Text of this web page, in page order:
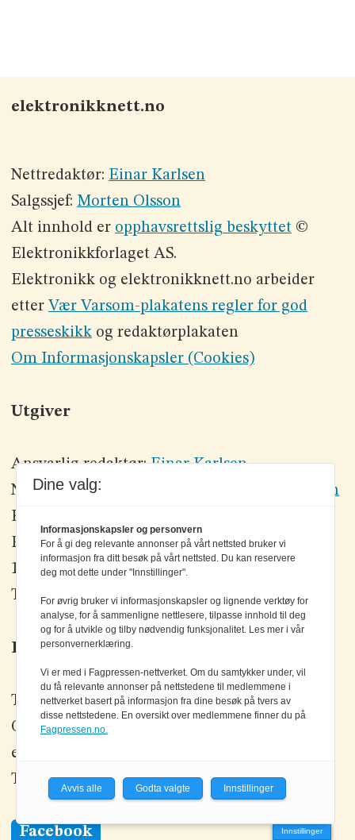
elektronikknett.no
Nettredaktør: Einar Karlsen
Salgssjef: Morten Olsson
Alt innhold er opphavsrettslig beskyttet©
Elektronikkforlaget AS.
Elektronikk og elektronikknett.no arbeider
etter Vær Varsom-plakatens regler for god
presseskikkog redaktørplakaten
Om Informasjonskapsler (Cookies)
Utgiver
Ansvarlig redaktør:Einar Karlsen
Nett- og grafisk produksjon:
Bjørn Ø. Andersen
Elektronikkforlaget AS,
Postboks 570,
1302 SANDVIKA
Telefon: 67 80 42 80
Kontakt oss
Tlf: +47 67 80 42 80
Olav Brunborgs vei 6, 1396 Billingstad
epost:
Tips oss:tips@elektronikkforlaget.no
Facebook Innstillinger
Dine valg:
Informasjonskapsler og personvern
For å gi deg relevante annonser på vårt nettsted bruker vi
informasjon fra ditt besøk på vårt nettsted. Du kan reservere
deg mot dette under "Innstillinger".
For øvrig bruker vi informasjonskapsler og lignende verktøy for
analyse, for å sammenligne nettlesere, tilpasse innhold til deg
og for å utvikle og tilby nødvendig funksjonalitet. Les mer i vår
personvernerklæring.
Vi er med i Fagpressen-nettverket. Om du samtykker under, vil
du få relevante annonser på nettstedene til medlemmene i
nettverket basert på informasjon fra dine besøk på tvers av
disse nettstedene. En oversikt over medlemmene finner du på
Fagpressen.no.
Avvis alle Godta valgte Innstillinger